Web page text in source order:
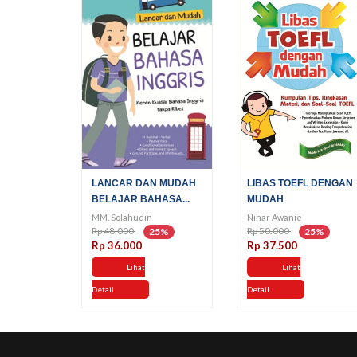
LANCAR DAN MUDAH
BELAJAR BAHASA...
MM. Solahudin
Rp 48.000 25%
Rp 36.000
Lihat
Detail
LIBAS TOEFL DENGAN
MUDAH
Nihar Awanie
Rp 50.000 25%
Rp 37.500
Lihat
Detail